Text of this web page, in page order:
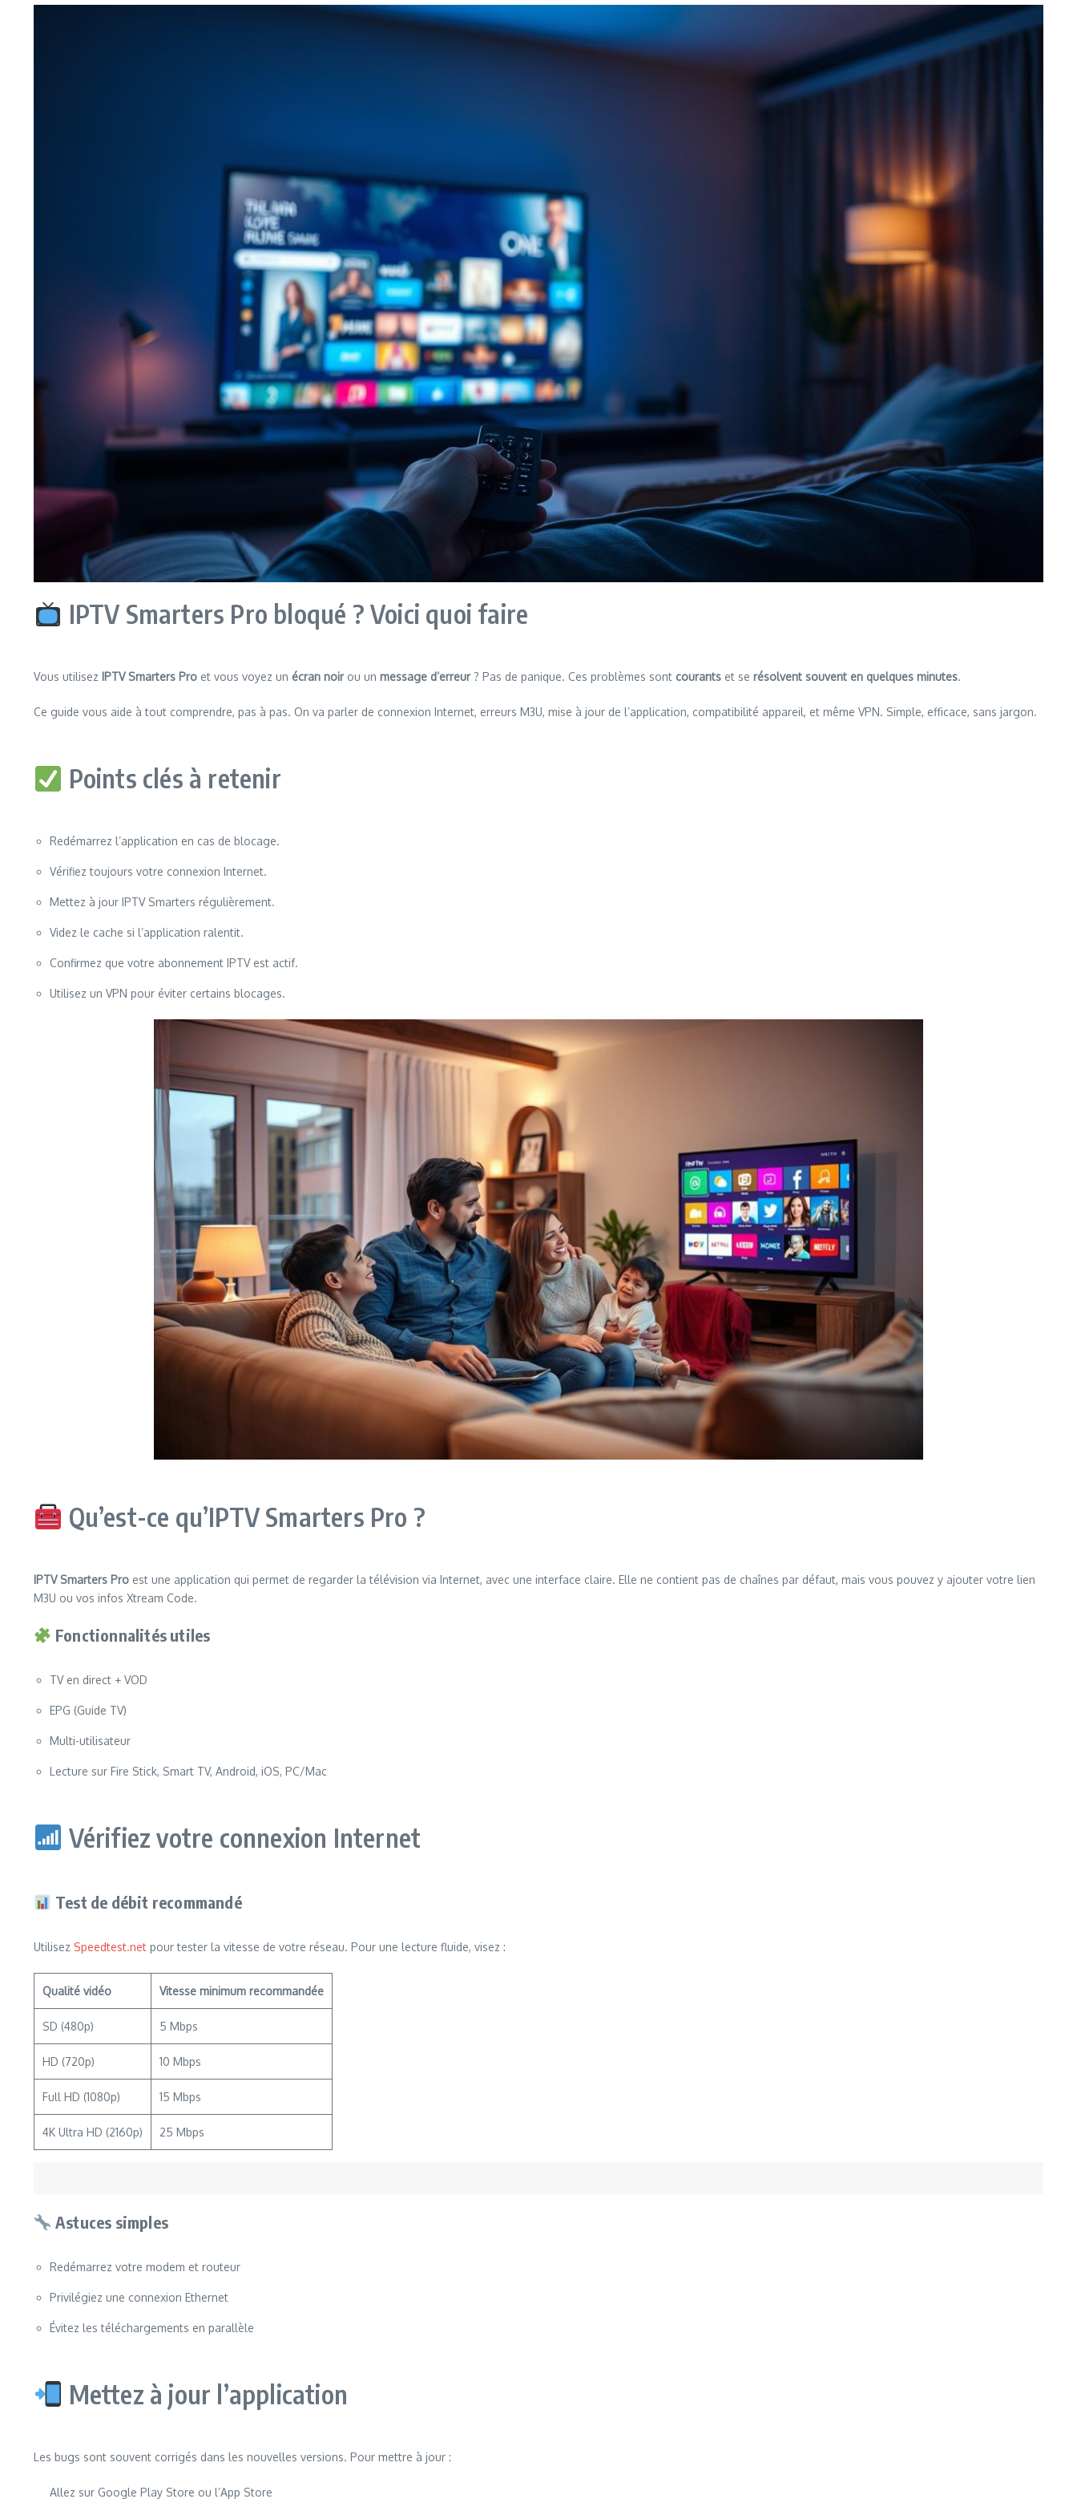
IPTV Smarters Pro bloqué ? Voici quoi faire
Vous utilisez IPTV Smarters Pro et vous voyez un écran noirou un message d’erreur? Pas de panique. Ces problèmes sont courants et se résolvent souvent en quelques minutes.
Ce guide vous aide à tout comprendre, pas à pas. On va parler de connexion Internet, erreurs M3U, mise à jour de l’application, compatibilité appareil, et même VPN. Simple, efficace, sans jargon.
Points clés à retenir
Redémarrez l’application en cas de blocage.
Vérifiez toujours votre connexion Internet.
Mettez à jour IPTV Smarters régulièrement.
Videz le cache si l’application ralentit.
Confirmez que votre abonnement IPTV est actif.
Utilisez un VPN pour éviter certains blocages.
Qu’est-ce qu’IPTV Smarters Pro ?
IPTV Smarters Pro est une application qui permet de regarder la télévision via Internet, avec une interface claire. Elle ne contient pas de chaînes par défaut, mais vous pouvez y ajouter votre lien
M3U ou vos infos Xtream Code.
Fonctionnalités utiles
TV en direct + VOD
EPG (Guide TV)
Multi-utilisateur
Lecture sur Fire Stick, Smart TV, Android, iOS, PC/Mac
Vérifiez votre connexion Internet
Test de débit recommandé
Utilisez Speedtest.net pour tester la vitesse de votre réseau. Pour une lecture fluide, visez :
Qualité vidéo Vitesse minimum recommandée
SD (480p) 5 Mbps
HD (720p) 10 Mbps
Full HD (1080p) 15 Mbps
4K Ultra HD (2160p) 25 Mbps
Astuces simples
Redémarrez votre modem et routeur
Privilégiez une connexion Ethernet
Évitez les téléchargements en parallèle
Mettez à jour l’application
Les bugs sont souvent corrigés dans les nouvelles versions. Pour mettre à jour :
Allez sur Google Play Store ou l’App Store